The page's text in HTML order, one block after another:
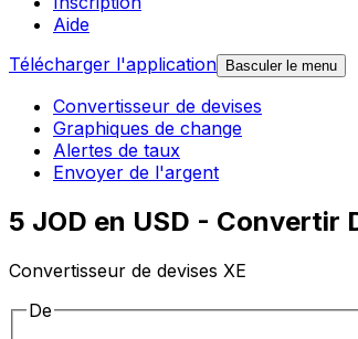
Aide
Télécharger l'application
Basculer le menu
Convertisseur de devises
Graphiques de change
Alertes de taux
Envoyer de l'argent
5 JOD en USD - Convertir
Convertisseur de devises XE
De